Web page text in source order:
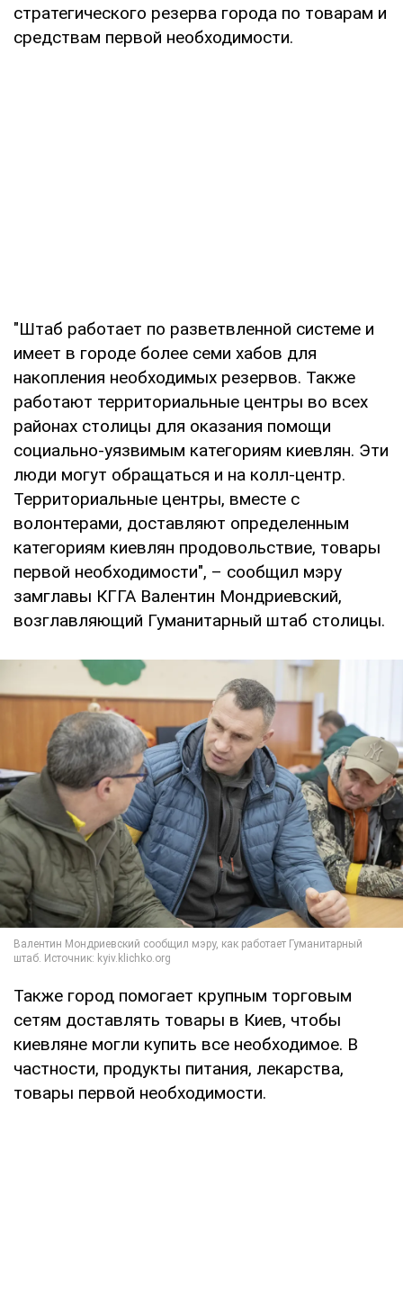
стратегического резерва города по товарам и
средствам первой необходимости.
"Штаб работает по разветвленной системе и
имеет в городе более семи хабов для
накопления необходимых резервов. Также
работают территориальные центры во всех
районах столицы для оказания помощи
социально-уязвимым категориям киевлян. Эти
люди могут обращаться и на колл-центр.
Территориальные центры, вместе с
волонтерами, доставляют определенным
категориям киевлян продовольствие, товары
первой необходимости", – сообщил мэру
замглавы КГГА Валентин Мондриевский,
возглавляющий Гуманитарный штаб столицы.
Также город помогает крупным торговым
сетям доставлять товары в Киев, чтобы
киевляне могли купить все необходимое. В
частности, продукты питания, лекарства,
товары первой необходимости.